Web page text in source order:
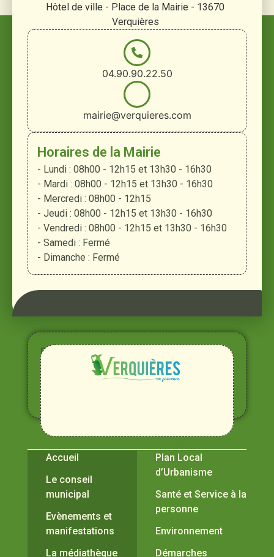
Hôtel de ville - Place de la Mairie - 13670
Verquières
04.90.90.22.50
mairie@verquieres.com
Horaires de la Mairie
- Lundi : 08h00 - 12h15 et 13h30 - 16h30
- Mardi : 08h00 - 12h15 et 13h30 - 16h30
- Mercredi : 08h00 - 12h15
- Jeudi : 08h00 - 12h15 et 13h30 - 16h30
- Vendredi : 08h00 - 12h15 et 13h30 - 16h30
- Samedi : Fermé
- Dimanche : Fermé
Entre
Rhône,
Alpilles
et
Durance
Accueil
Le conseil
municipal
Evènements et
manifestations
La médiathèque
Plan Local
d’Urbanisme
Santé et Service à la
personne
Environnement
Démarches